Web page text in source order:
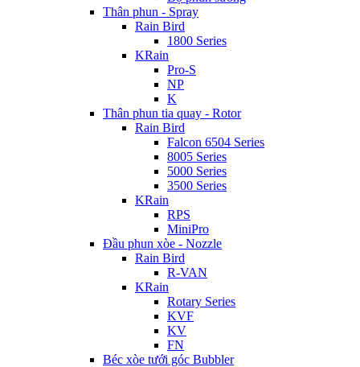
Thân phun - Spray
Rain Bird
1800 Series
KRain
Pro-S
NP
K
Thân phun tia quay - Rotor
Rain Bird
Falcon 6504 Series
8005 Series
5000 Series
3500 Series
KRain
RPS
MiniPro
Đầu phun xòe - Nozzle
Rain Bird
R-VAN
KRain
Rotary Series
KVF
KV
FN
Béc xòe tưới góc Bubbler